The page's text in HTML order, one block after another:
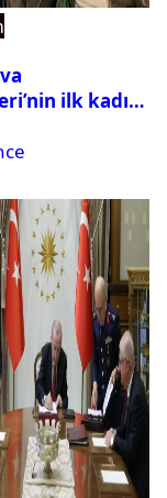
ilk kadın
hakkında